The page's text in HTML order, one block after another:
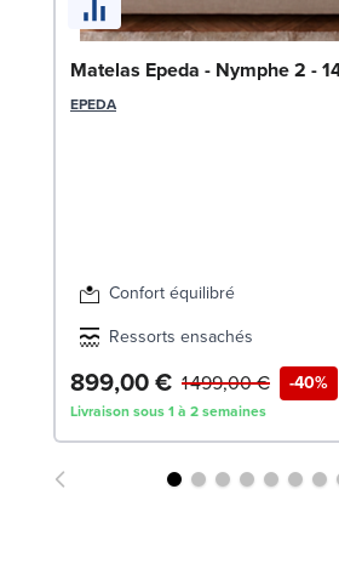
Matelas Epeda - Nymphe 2 -
EPEDA
Confort équilibré
Ressorts ensachés
899,00 € -40%
1 499,00 €
Livraison sous 1 à 2 semaines